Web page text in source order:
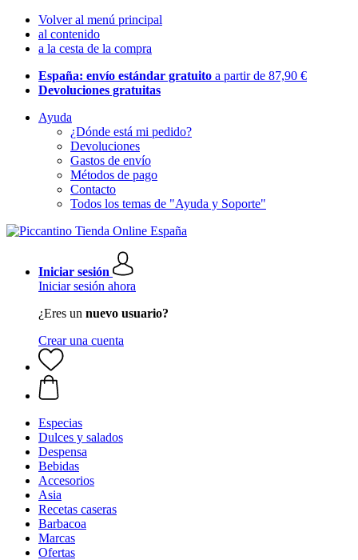
Volver al menú principal
al contenido
a la cesta de la compra
España: envío estándar gratuito a partir de 87,90 €
Devoluciones gratuitas
Ayuda
¿Dónde está mi pedido?
Devoluciones
Gastos de envío
Métodos de pago
Contacto
Todos los temas de "Ayuda y Soporte"
Iniciar sesión
Iniciar sesión ahora
¿Eres un nuevo usuario?
Crear una cuenta
Especias
Dulces y salados
Despensa
Bebidas
Accesorios
Asia
Recetas caseras
Barbacoa
Marcas
Ofertas